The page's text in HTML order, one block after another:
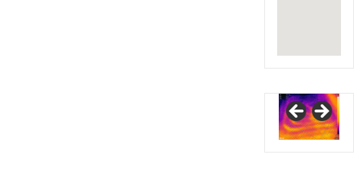
IRSAP
Design
Radiators